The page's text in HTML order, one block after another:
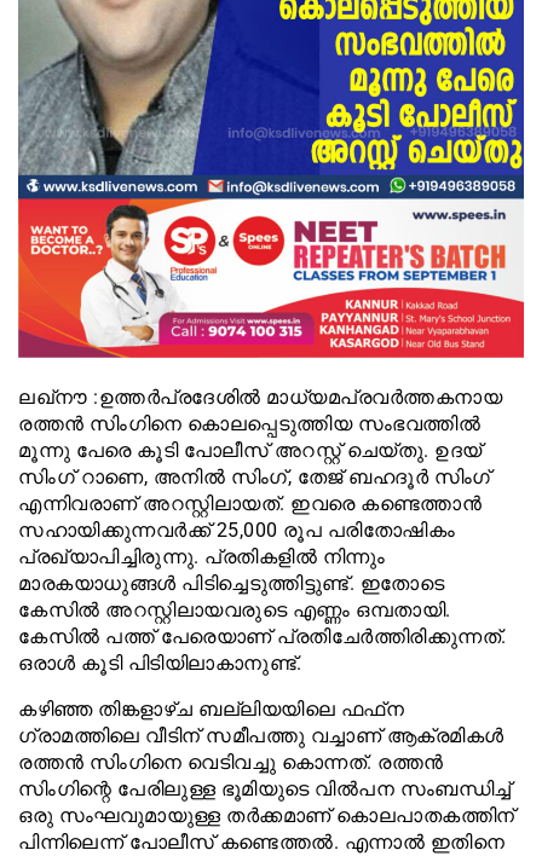
ലഖ്‌നൗ :ഉത്തർപ്രദേശിൽ മാധ്യമപ്രവര്‍ത്തകനായ
രത്തന്‍ സിംഗിനെ കൊലപ്പെടുത്തിയ സംഭവത്തില്‍
മൂന്നു പേരെ കൂടി പോലീസ് അറസ്റ്റ് ചെയ്തു. ഉദയ്
സിംഗ് റാണെ, അനില്‍ സിംഗ്, തേജ് ബഹദൂര്‍ സിംഗ്
എന്നിവരാണ് അറസ്റ്റിലായത്. ഇവരെ കണ്ടെത്താന്‍
സഹായിക്കുന്നവര്‍ക്ക് 25,000 രൂപ പരിതോഷികം
പ്രഖ്യാപിച്ചിരുന്നു. പ്രതികളില്‍ നിന്നും
മാരകയാധുങ്ങള്‍ പിടിച്ചെടുത്തിട്ടുണ്ട്. ഇതോടെ
കേസില്‍ അറസ്റ്റിലായവരുടെ എണ്ണം ഒമ്പതായി.
കേസില്‍ പത്ത് പേരെയാണ് പ്രതിചേര്‍ത്തിരിക്കുന്നത്.
ഒരാള്‍ കൂടി പിടിയിലാകാനുണ്ട്.
കഴിഞ്ഞ തിങ്കളാഴ്ച ബല്ലിയയിലെ ഫഫ്‌ന
ഗ്രാമത്തിലെ വീടിന് സമീപത്തു വച്ചാണ് ആക്രമികള്‍
രത്തന്‍ സിംഗിനെ വെടിവച്ചു കൊന്നത്. രത്തന്‍
സിംഗിന്റെ പേരിലുള്ള ഭൂമിയുടെ വില്‍പന സംബന്ധിച്ച്
ഒരു സംഘവുമായുള്ള തര്‍ക്കമാണ് കൊലപാതകത്തിന്
പിന്നിലെന്ന് പോലീസ് കണ്ടെത്തല്‍. എന്നാല്‍ ഇതിനെ